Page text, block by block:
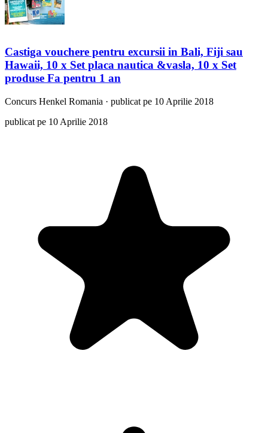
Castiga vouchere pentru excursii in Bali, Fiji sau
Hawaii, 10 x Set placa nautica &vasla, 10 x Set
produse Fa pentru 1 an
Concurs Henkel Romania · publicat pe 10 Aprilie 2018
publicat pe 10 Aprilie 2018